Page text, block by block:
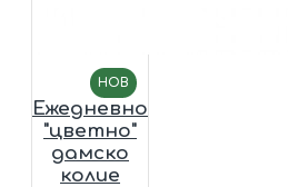
НОВ
Ежедневно
"цветно"
дамско
колие